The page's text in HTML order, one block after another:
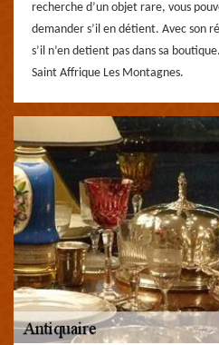
recherche d’un objet rare, vous
demander s’il en détient. Avec son
s’il n’en detient pas dans sa
Saint Affrique Les Montagnes.